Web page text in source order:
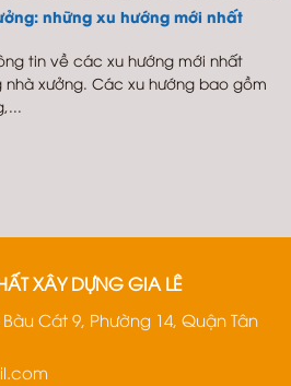
những xu hướng mới nhất
tin về các xu hướng mới nhất
xưởng. Các xu hướng bao gồm
XÂY DỰNG GIA LÊ
Cát 9, Phường 14, Quận Tân